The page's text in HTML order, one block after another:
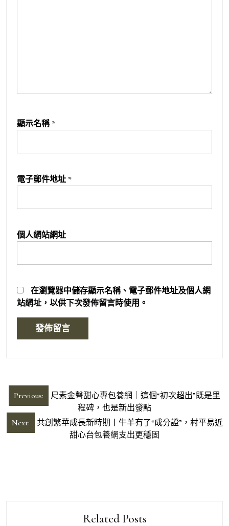
顯示名稱 *
電子郵件地址 *
個人網站網址
在瀏覽器中儲存顯示名稱、電子郵件地址及個人網
站網址，以供下次發佈留言時使用。
文
章
導
Previous:
尺素金聲甜心專包養網｜這個“初次超出”既是里
程碑，也是新出發點
Next:
共創繁華成長新時期丨牛羊有了“成分證”，村平易近
甜心台包養網支出更穩固
Related Posts